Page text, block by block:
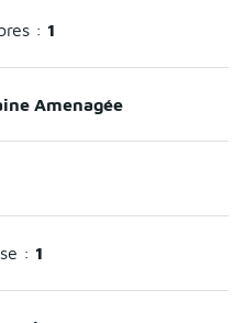
: 1
Amenagée
: 1